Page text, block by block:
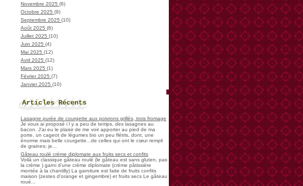
Novembre 2025 (6)
Octobre 2025 (9)
Septembre 2025 (10)
Août 2025 (6)
Juillet 2025 (10)
Juin 2025 (4)
Mai 2025 (12)
Avril 2025 (12)
Mars 2025 (1)
Février 2025 (7)
Janvier 2025 (10)
Articles Récents
Lasagne purée de courgette aux poivrons grillés, trois fromage
Je vous ai proposé i l y a peu de temps, des lasagnes au
bacon. J'ai eu le plaisir de me voir apporter au pied de ma
porte, un cageot de légumes bio un peu flétris, dont, une
énorme mais belle courgette...de celles qui ont le cœur rempli
de graines; je...
Gâteau roulé crème diplomate aux fruits secs et confits
Voilà un classique gâteau roulé (le gâteau est sans gluten, pas
la crème ) garni d'une crème diplomate (crème pâtissière
montée à la chantilly) La garniture est faite de fruits confits
maison (zestes d'orange et gingembre) et fruits secs Le gâteau
roué...